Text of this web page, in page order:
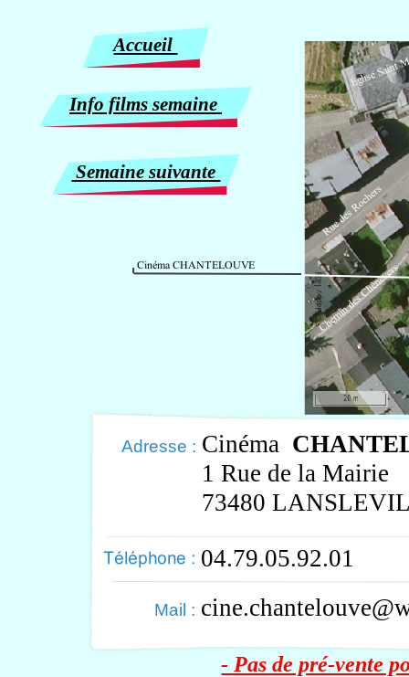
Info films semaine
Accueil
Cinéma
1 Rue de la Mairie
73480
Adresse :
04.79.05.92.01
Mail :
- Pas de pré-vente
Semaine suivante